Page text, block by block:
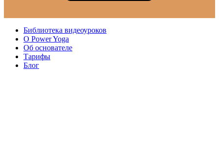
Библиотека видеоуроков
О Power Yoga
Об основателе
Тарифы
Блог